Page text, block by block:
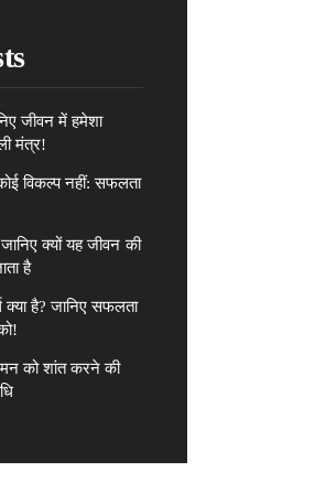
जीवन में हमेशा
मंत्र!
विकल्प नहीं: सफलता
क्यों यह जीवन की
है
क्या है? जानिए सफलता
को शांत करने की